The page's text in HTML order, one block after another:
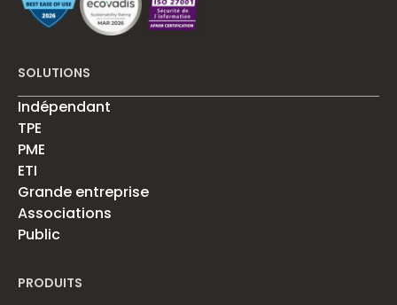
SOLUTIONS
Indépendant
TPE
PME
ETI
Grande entreprise
Associations
Public
PRODUITS